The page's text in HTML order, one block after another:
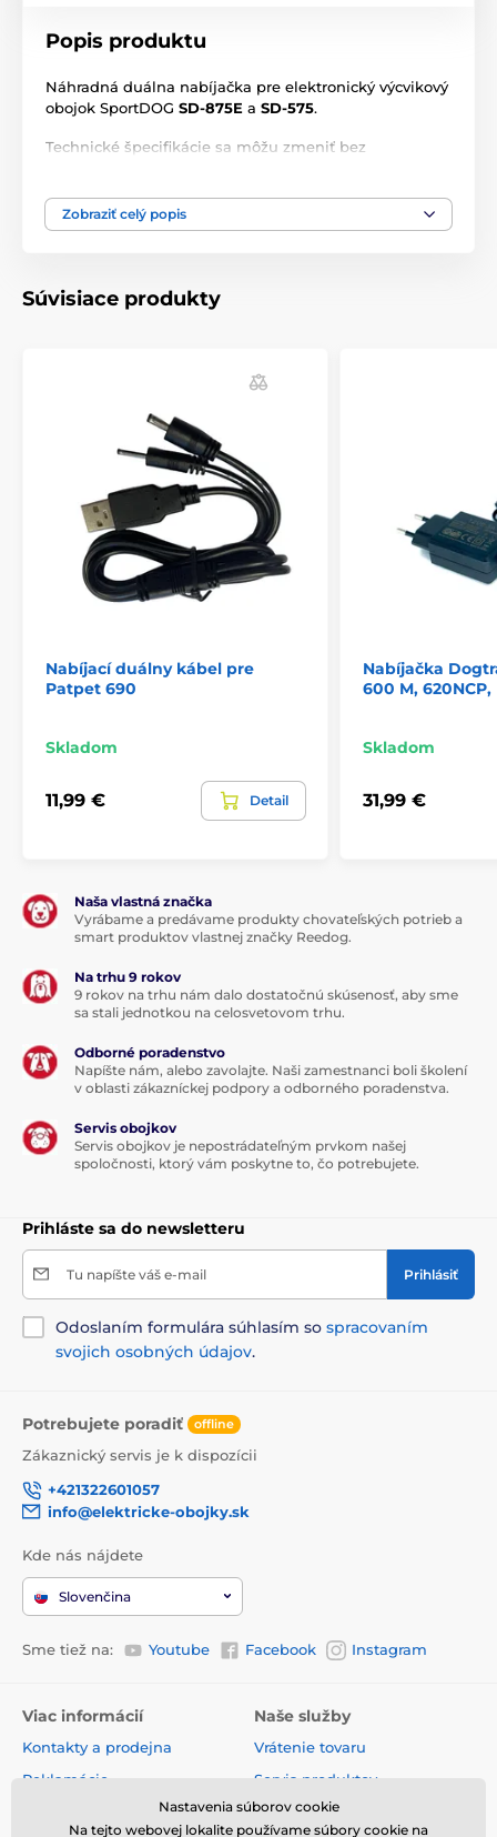
Popis produktu
Náhradná duálna nabíjačka pre elektronický výcvikový
obojok SportDOG SD-875E a SD-575.
Technické špecifikácie sa môžu zmeniť bez
Príslušenstvo výcvikové obojky
Zobraziť celý popis
Súvisiace produkty
Nabíjací duálny kábel pre
Patpet 690
Skladom
11,99 € Detail
Nabíjačka
600 M, 620NCP,
Skladom
31,99 €
Naša vlastná značka
Vyrábame a predávame produkty chovateľských potrieb a
smart produktov vlastnej značky Reedog.
Na trhu 9 rokov
9 rokov na trhu nám dalo dostatočnú skúsenosť, aby sme
sa stali jednotkou na celosvetovom trhu.
Odborné poradenstvo
Napíšte nám, alebo zavolajte. Naši zamestnanci boli školení
v oblasti zákazníckej podpory a odborného poradenstva.
Servis obojkov
Servis obojkov je nepostrádateľným prvkom našej
spoločnosti, ktorý vám poskytne to, čo potrebujete.
Prihláste sa do newsletteru
Tu napíšte váš e-mail Prihlásiť
Odoslaním formulára súhlasím so spracovaním
svojich osobných údajov.
Potrebujete poradiť offline
Zákaznický servis je k dispozícii
+421322601057
info@elektricke-obojky.sk
Kde nás nájdete
Slovenčina
Sme tiež na: Youtube Facebook Instagram
Viac informácií
Kontakty a prodejna
Reklamácie
Naše služby
Vrátenie tovaru
Servis produktov
Bazárový tovar
Nastavenia súborov cookie
Na tejto webovej lokalite používame súbory cookie na